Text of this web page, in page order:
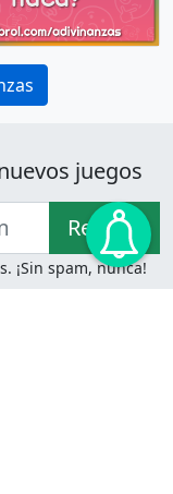
juegos
Recibir!
¡Sin spam, nunca!